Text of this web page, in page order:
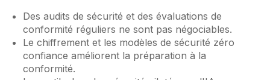
Des audits de sécurité et des évaluations de
conformité réguliers ne sont pas négociables.
Le chiffrement et les modèles de sécurité zéro
confiance améliorent la préparation à la
conformité.